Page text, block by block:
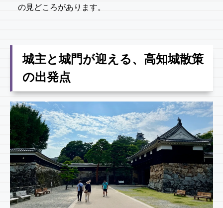
の見どころがあります。
城主と城門が迎える、高知城散策
の出発点